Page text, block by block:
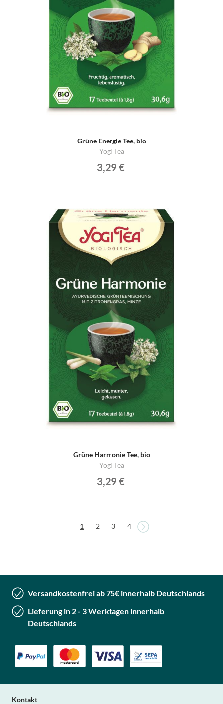
Grüne Energie Tee, bio
Yogi Tea
3,29 €
Grüne Harmonie Tee, bio
Yogi Tea
3,29 €
Sie lesen gerade die Seite
1 Seite
2 Seite
3 Seite
4
Versandkostenfrei ab 75€ innerhalb Deutschlands
Lieferung in 2 - 3 Werktagen innerhalb
Deutschlands
Kontakt